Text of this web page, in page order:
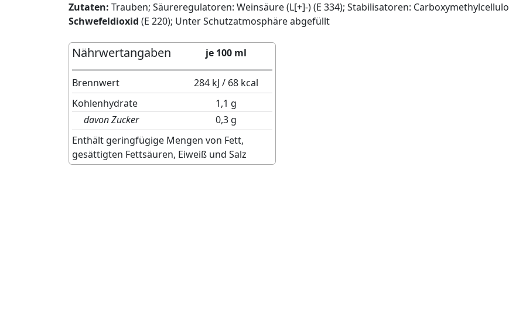
Zutaten: Trauben; Säureregulatoren: Weinsäure (L[+]-) (E 334); Stabilisatoren:
Schwefeldioxid (E 220); Unter Schutzatmosphäre abgefüllt
Nährwertangaben je 100 ml
Brennwert
284 kJ / 68 kcal
Kohlenhydrate
1,1 g
davon Zucker
0,3 g
Enthält geringfügige Mengen von Fett,
gesättigten Fettsäuren, Eiweiß und Salz